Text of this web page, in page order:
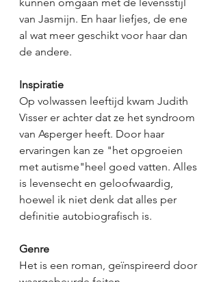
van Jasmijn. En haar liefjes, de ene
al wat meer geschikt voor haar dan
de andere.
Inspiratie
Op volwassen leeftijd kwam Judith
Visser er achter dat ze het syndroom
van Asperger heeft. Door haar
ervaringen kan ze "het opgroeien
met autisme"heel goed vatten. Alles
is levensecht en geloofwaardig,
hoewel ik niet denk dat alles per
definitie autobiografisch is.
Genre
Het is een roman, geïnspireerd door